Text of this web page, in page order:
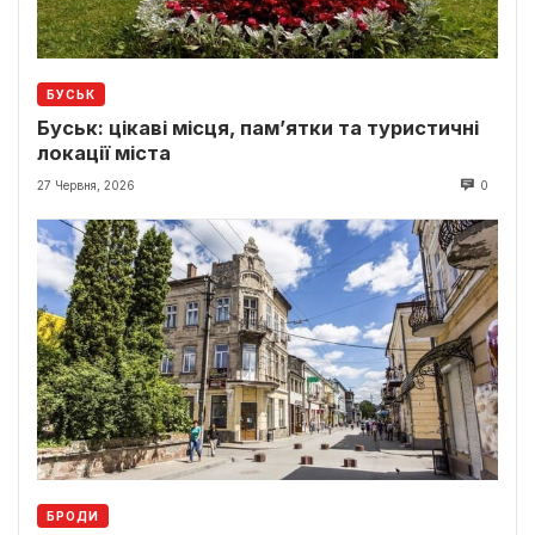
БУСЬК
Буськ: цікаві місця, пам’ятки та туристичні
локації міста
27 Червня, 2026 0
БРОДИ